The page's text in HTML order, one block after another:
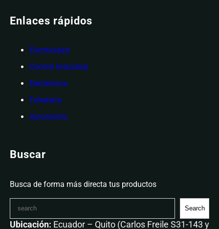
Enlaces rápidos
Electricidad
Control Industrial
Electrónica
Ferretería
Automotriz
Buscar
Busca de forma más directa tus productos
Search
Ubicación: Ecuador – Quito (Carlos Freile S31-143 y